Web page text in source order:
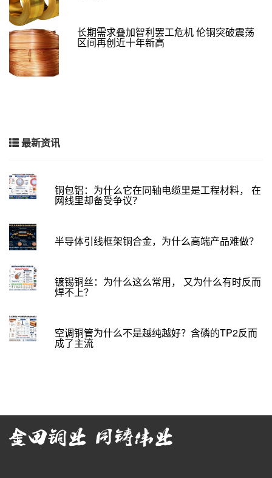
长期需求叠加智利罢工危机 伦铜突破震荡
区间再创近十年新高
最新资讯
铜包铝：为什么它在同轴电缆里是工程材料， 在
网线里却备受争议？
半导体引线框架铜合金，为什么高端产品难做？
镀锡铜丝：为什么这么常用， 又为什么有时反而
焊不上？
空调铜管为什么不是越纯越好？含磷的TP2反而
成了主流